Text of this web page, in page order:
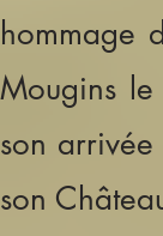
hommage
Mougins
son
son